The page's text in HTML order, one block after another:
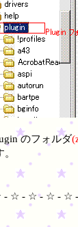
のフォルダ
- ☆ - ☆ - ☆ - ☆